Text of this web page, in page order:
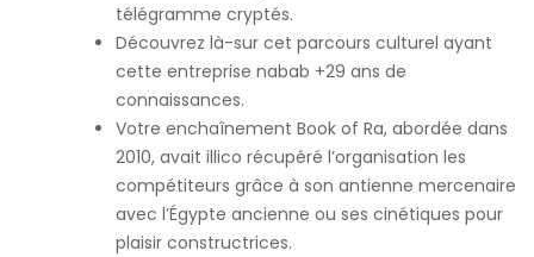
télégramme cryptés.
Découvrez là-sur cet parcours culturel ayant
cette entreprise nabab +29 ans de
connaissances.
Votre enchaînement Book of Ra, abordée dans
2010, avait illico récupéré l’organisation les
compétiteurs grâce à son antienne mercenaire
avec l’Égypte ancienne ou ses cinétiques pour
plaisir constructrices.